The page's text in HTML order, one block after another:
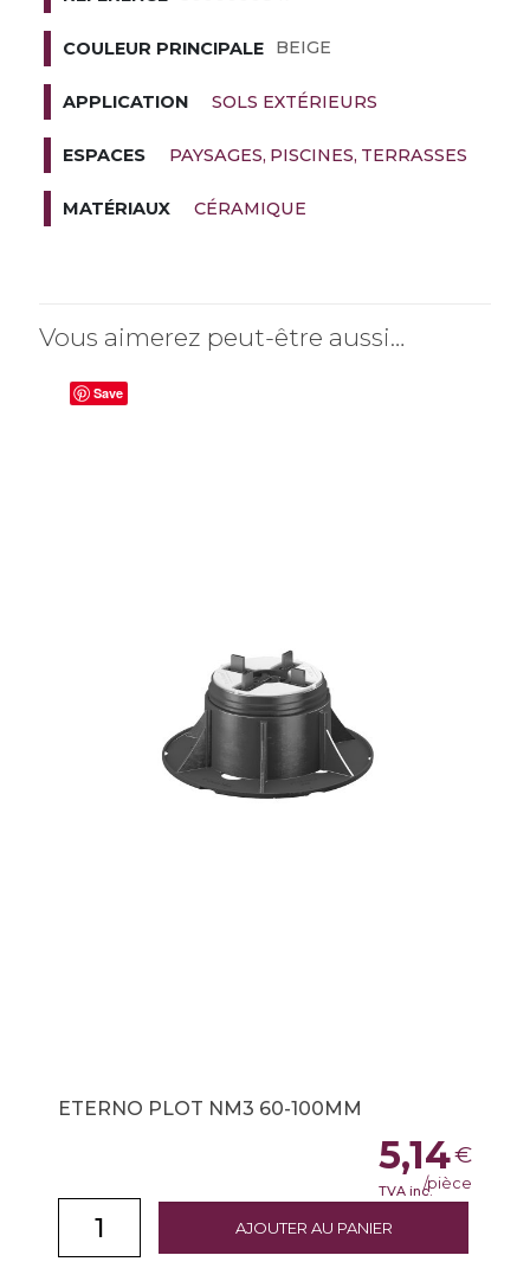
COULEUR PRINCIPALE BEIGE
APPLICATION SOLS EXTÉRIEURS
ESPACES PAYSAGES PISCINES TERRASSES
MATÉRIAUX CÉRAMIQUE
Vous aimerez peut-être aussi…
Save
ETERNO PLOT NM3 60-100MM
AJOUTER AU PANIER
5,14€
TVA inc./pièce